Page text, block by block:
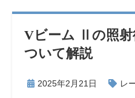
Vビーム Ⅱの照射
ついて解説
2025年2月21日 レ